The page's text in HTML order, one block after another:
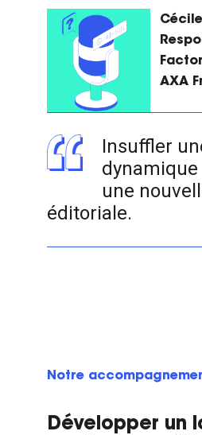
AXA
Insuffler
une
éditoriale.
Notre
Développer un